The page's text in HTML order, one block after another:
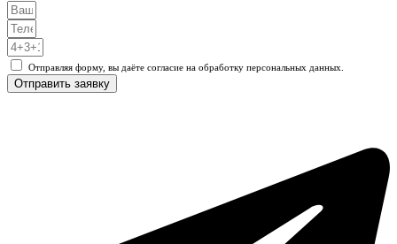
Отправляя форму, вы даёте согласие на обработку персональных данных.
Отправить заявку